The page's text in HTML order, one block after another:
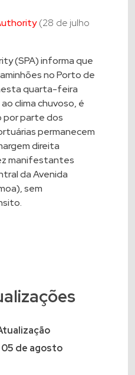
(28 de julho
(SPA) informa que
no Porto de
quarta-feira
clima chuvoso, é
por parte dos
permanecem
direita
manifestantes
da Avenida
sem
de agosto